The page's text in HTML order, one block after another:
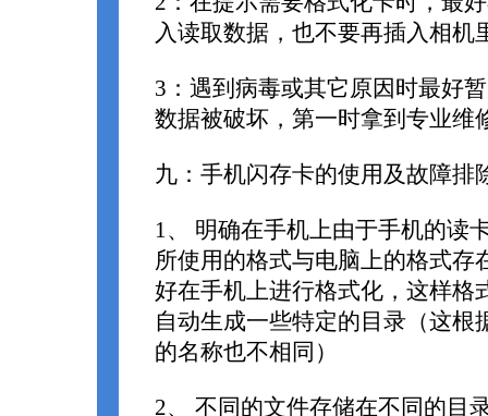
入读取数据，也不要再插入相机
3：遇到病毒或其它原因时最好
数据被破坏，第一时拿到专业维
九：手机闪存卡的使用及故障排
1、 明确在手机上由于手机的读
所使用的格式与电脑上的格式存
好在手机上进行格式化，这样格
自动生成一些特定的目录（这根
的名称也不相同）
2、 不同的文件存储在不同的目